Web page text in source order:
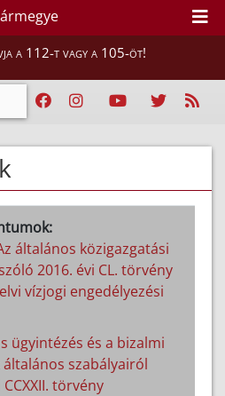
a 112-t vagy a 105-öt!
általános közigazgatási
2016. évi CL. törvény
vízjogi engedélyezési
ügyintézés és a bizalmi
szabályairól
törvény